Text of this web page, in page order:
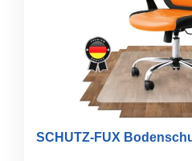
SCHUTZ-FUX